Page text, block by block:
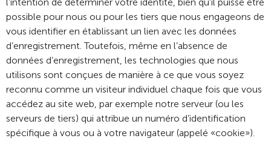
possible pour nous ou pour les tiers que nous engageons de
vous identifier en établissant un lien avec les données
d’enregistrement. Toutefois, même en l’absence de
données d’enregistrement, les technologies que nous
utilisons sont conçues de manière à ce que vous soyez
reconnu comme un visiteur individuel chaque fois que vous
accédez au site web, par exemple notre serveur (ou les
serveurs de tiers) qui attribue un numéro d’identification
spécifique à vous ou à votre navigateur (appelé «cookie»).